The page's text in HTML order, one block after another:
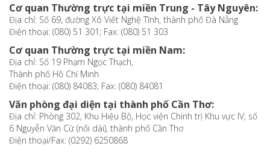
Cơ quan Thường trực tại miền Trung - Tây Nguyên:
Địa chỉ: Số 69, đường Xô Viết Nghệ Tĩnh, thành phố Đà Nẵng
Điện thoại: (080) 51 301; Fax: (080) 51 303
Cơ quan Thường trực tại miền Nam:
Địa chỉ: Số 19 Phạm Ngọc Thạch,
Thành phố Hồ Chí Minh
Điện thoại: (080) 84083; Fax: (080) 84081
Văn phòng đại diện tại thành phố Cần Thơ:
Địa chỉ: Phòng 302, Khu Hiệu Bộ, Học viện Chính trị Khu vực IV, số
6 Nguyễn Văn Cừ (nối dài), thành phố Cần Thơ
Điện thoại/Fax: (0292) 6250868